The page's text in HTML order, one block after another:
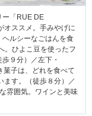
ー「RUE DE
オススメ。手みやげに
ルシーなごはんを食
。ひよこ豆を使ったフ
９分）／左下・
菓子は、どれを食べて
ます。（徒歩８分）／
雰囲気。ワインと美味